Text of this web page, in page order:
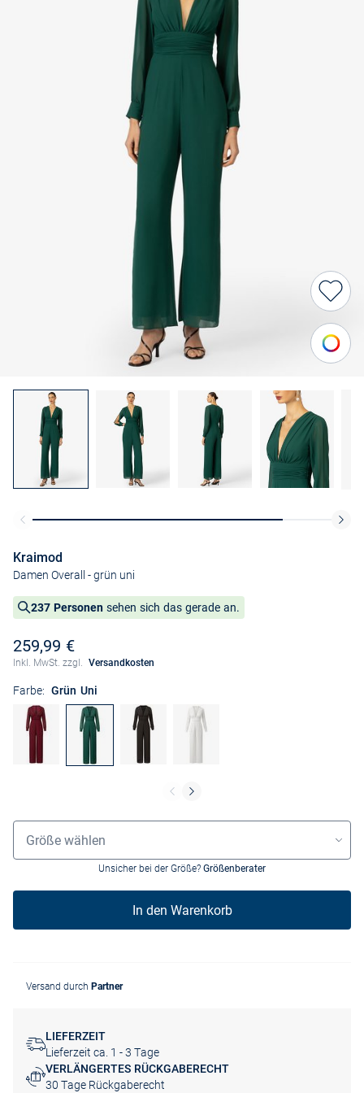
Kraimod
Damen Overall - grün uni
237 Personen sehen sich das gerade an.
259,99 €
Inkl. MwSt. zzgl. Versandkosten
Farbe: Grün Uni
Größenauswahl
Größe wählen
Unsicher bei der Größe? Größenberater
In den Warenkorb
Versand durch Partner
LIEFERZEIT
Lieferzeit ca. 1 - 3 Tage
VERLÄNGERTES RÜCKGABERECHT
30 Tage Rückgaberecht